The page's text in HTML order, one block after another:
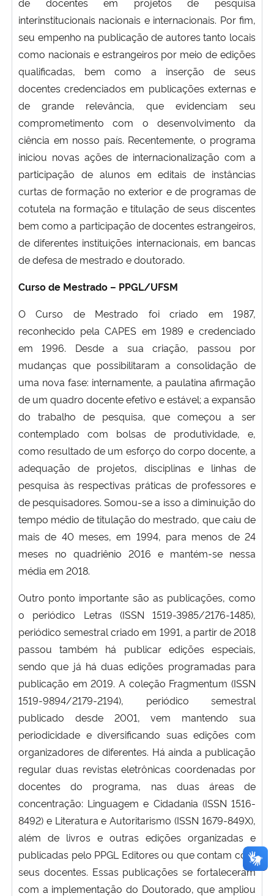
interinstitucionais nacionais e internacionais. Por fim,
seu empenho na publicação de autores tanto locais
como nacionais e estrangeiros por meio de edições
qualificadas, bem como a inserção de seus
docentes credenciados em publicações externas e
de grande relevância, que evidenciam seu
comprometimento com o desenvolvimento da
ciência em nosso país. Recentemente, o programa
iniciou novas ações de internacionalização com a
participação de alunos em editais de instâncias
curtas de formação no exterior e de programas de
cotutela na formação e titulação de seus discentes
bem como a participação de docentes estrangeiros,
de diferentes instituições internacionais, em bancas
de defesa de mestrado e doutorado.
Curso de Mestrado – PPGL/UFSM
O Curso de Mestrado foi criado em 1987,
reconhecido pela CAPES em 1989 e credenciado
em 1996. Desde a sua criação, passou por
mudanças que possibilitaram a consolidação de
uma nova fase: internamente, a paulatina afirmação
de um quadro docente efetivo e estável; a expansão
do trabalho de pesquisa, que começou a ser
contemplado com bolsas de produtividade, e,
como resultado de um esforço do corpo docente, a
adequação de projetos, disciplinas e linhas de
pesquisa às respectivas práticas de professores e
de pesquisadores. Somou-se a isso a diminuição do
tempo médio de titulação do mestrado, que caiu de
mais de 40 meses, em 1994, para menos de 24
meses no quadriênio 2016 e mantém-se nessa
média em 2018.
Outro ponto importante são as publicações, como
o periódico Letras (ISSN 1519-3985/2176-1485),
periódico semestral criado em 1991, a partir de 2018
passou também há publicar edições especiais,
sendo que já há duas edições programadas para
publicação em 2019. A coleção Fragmentum (ISSN
1519-9894/2179-2194), periódico semestral
publicado desde 2001, vem mantendo sua
periodicidade e diversificando suas edições com
organizadores de diferentes. Há ainda a publicação
regular duas revistas eletrônicas coordenadas por
docentes do programa, nas duas áreas de
concentração: Linguagem e Cidadania (ISSN 1516-
8492) e Literatura e Autoritarismo (ISSN 1679-849X),
além de livros e outras edições organizadas e
publicadas pelo PPGL Editores ou que contam com
seus docentes. Essas publicações se fortaleceram
com a implementação do Doutorado, que ampliou